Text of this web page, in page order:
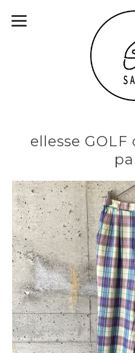
ellesse